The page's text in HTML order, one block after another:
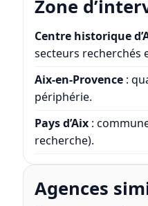
Zone
Centre historique
secteurs recherchés
Aix-en-Provence:
périphérie.
Pays d’Aix:
recherche).
Agences